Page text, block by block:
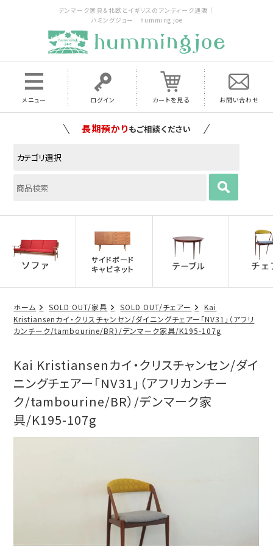
デンマーク家具＆北欧とイギリスのアンティーク通販｜
ハミングジョー humming joe
メニュー ログイン カートを見る お問い合わせ
家具の配送料は全国当店で負担いたします
ホーム SOLD OUT/家具 SOLD OUT/チェアー
Kai
Kristiansenカイ・クリスチャンセン/ダイニングチェアー「NV31」（アフリ
カンチーク/tambourine/BR）/デンマーク家具/K195-107g
Kai Kristiansenカイ・クリスチャンセン/ダイ
ニングチェアー「NV31」（アフリカンチー
ク/tambourine/BR）/デンマーク家
具/K195-107g